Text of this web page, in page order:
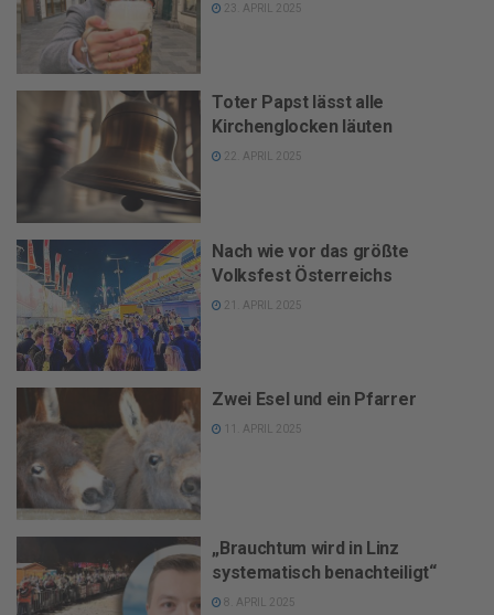
23. APRIL 2025
Toter Papst lässt alle
Kirchenglocken läuten
22. APRIL 2025
Nach wie vor das größte
Volksfest Österreichs
21. APRIL 2025
Zwei Esel und ein Pfarrer
11. APRIL 2025
„Brauchtum wird in Linz
systematisch benachteiligt“
8. APRIL 2025